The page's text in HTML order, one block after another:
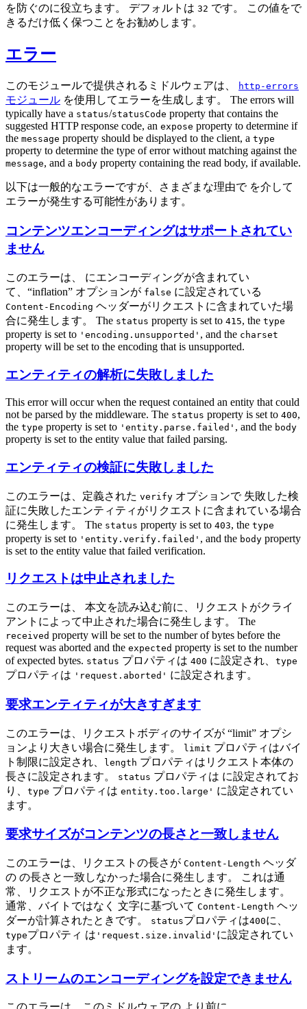
を防ぐのに役立ちます。 デフォルトは 32 です。 この値をで
きるだけ低く保つことをお勧めします。
エラー
このモジュールで提供されるミドルウェアは、 http-errors
モジュール を使用してエラーを生成します。 The errors will
typically have a status/statusCode property that contains the
suggested HTTP response code, an expose property to determine if
the message property should be displayed to the client, a type
property to determine the type of error without matching against the
message, and a body property containing the read body, if available.
以下は一般的なエラーですが、さまざまな理由で を介して
エラーが発生する可能性があります。
コンテンツエンコーディングはサポートされてい
ません
このエラーは、 にエンコーディングが含まれてい
て、“inflation” オプションが false に設定されている
Content-Encoding ヘッダーがリクエストに含まれていた場
合に発生します。 The status property is set to 415, the type
property is set to 'encoding.unsupported' , and the charset
property will be set to the encoding that is unsupported.
エンティティの解析に失敗しました
This error will occur when the request contained an entity that could
not be parsed by the middleware. The status property is set to 400,
the type property is set to 'entity.parse.failed' , and the body
property is set to the entity value that failed parsing.
エンティティの検証に失敗しました
このエラーは、定義された verify オプションで 失敗した検
証に失敗したエンティティがリクエストに含まれている場合
に発生します。 The status property is set to 403, the type
property is set to 'entity.verify.failed' , and the body property
is set to the entity value that failed verification.
リクエストは中止されました
このエラーは、 本文を読み込む前に、リクエストがクライ
アントによって中止された場合に発生します。 The
received property will be set to the number of bytes before the
request was aborted and the expected property is set to the number
of expected bytes. status プロパティは 400 に設定され、 type
プロパティは 'request.aborted' に設定されます。
要求エンティティが大きすぎます
このエラーは、リクエストボディのサイズが “limit” オプシ
ョンより大きい場合に発生します。
limit プロパティはバイ
ト制限に設定され、
length プロパティはリクエスト本体の
長さに設定されます。
status プロパティは に設定されてお
り、 type プロパティは entity.too.large' に設定されてい
ます。
要求サイズがコンテンツの長さと一致しません
このエラーは、リクエストの長さが Content-Length ヘッダ
の の長さと一致しなかった場合に発生します。 これは通
常、リクエストが不正な形式になったときに発生します。
通常、バイトではなく 文字に基づいて Content-Length ヘッ
ダーが計算されたときです。
statusプロパティは400に、
typeプロパティ は 'request.size.invalid' に設定されてい
ます。
ストリームのエンコーディングを設定できません